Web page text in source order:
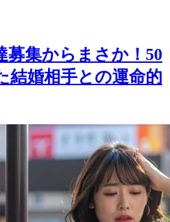
募集からまさか！50
結婚相手との運命的